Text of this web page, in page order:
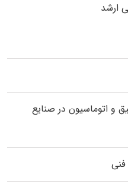
ارشد
و اتوماسیون در صنایع